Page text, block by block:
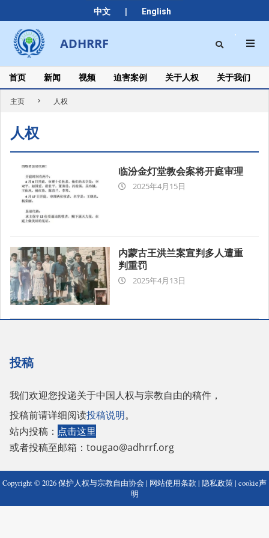
中文 | English
to
content
ADHRRF Search
Secondary
Navigation
Menu
首页 新闻 视频 迫害案例 关于人权 关于我们
主页 人权
人权
临汾金灯堂教会案将开庭审理
2025-2025年4月15日
内蒙古王洪兰案宣判多人遭重
判重罚
2025-2025年4月13日
投稿
我们欢迎您投递关于中国人权与宗教自由的稿件，
投稿前请详细阅读投稿说明。
站内投稿： 点击这里
或者投稿至邮箱： tougao@adhrrf.org
Copyright © 2026 保护人权与宗教自由协会 | 网站使用条款 | 隐私政策| cookie声
明